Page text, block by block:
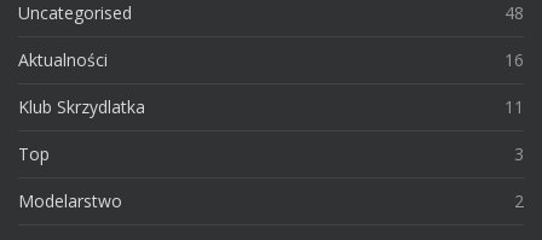
Uncategorised 48
Aktualności 16
Klub Skrzydlatka 11
Top 3
Modelarstwo 2